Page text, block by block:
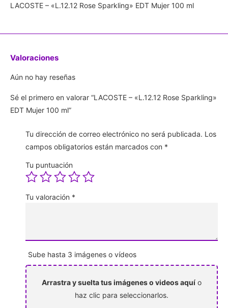
LACOSTE – «L.12.12 Rose Sparkling» EDT Mujer 100 ml
Valoraciones
Aún no hay reseñas
Sé el primero en valorar “LACOSTE – «L.12.12 Rose Sparkling»
EDT Mujer 100 ml”
Tu dirección de correo electrónico no será publicada. Los
campos obligatorios están marcados con *
Tu puntuación
Tu valoración *
Sube hasta 3 imágenes o vídeos
Arrastra y suelta tus imágenes o videos aquí o
haz clic para seleccionarlos.